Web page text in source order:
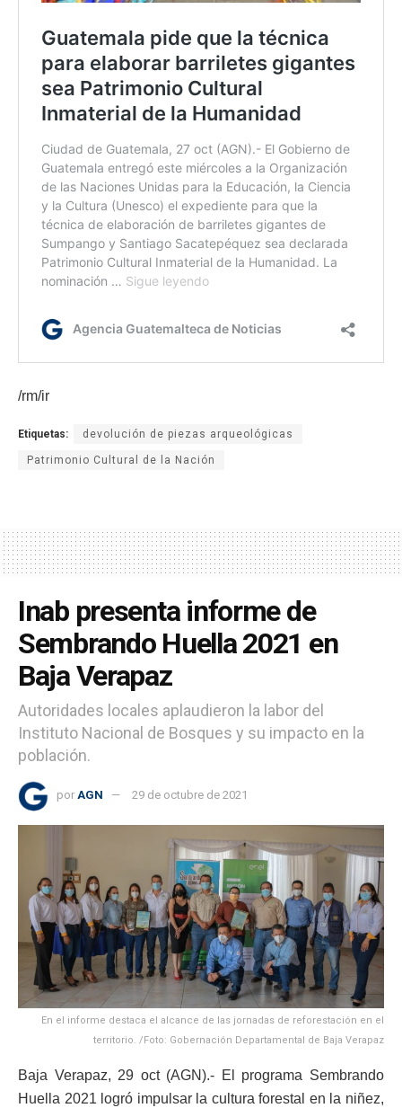
/rm/ir
Etiquetas: devolución de piezas arqueológicas
Patrimonio Cultural de la Nación
Inab presenta informe de
Sembrando Huella 2021 en
Baja Verapaz
Autoridades locales aplaudieron la labor del
Instituto Nacional de Bosques y su impacto en la
población.
por AGN 29 de octubre de 2021
En el informe destaca el alcance de las jornadas de reforestación en el
territorio. /Foto: Gobernación Departamental de Baja Verapaz
Baja Verapaz, 29 oct (AGN).- El programa Sembrando
Huella 2021 logró impulsar la cultura forestal en la niñez,